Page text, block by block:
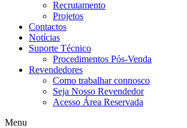
Recrutamento
Projetos
Contactos
Notícias
Suporte Técnico
Procedimentos Pós-Venda
Revendedores
Como trabalhar connosco
Seja Nosso Revendedor
Acesso Área Reservada
Menu